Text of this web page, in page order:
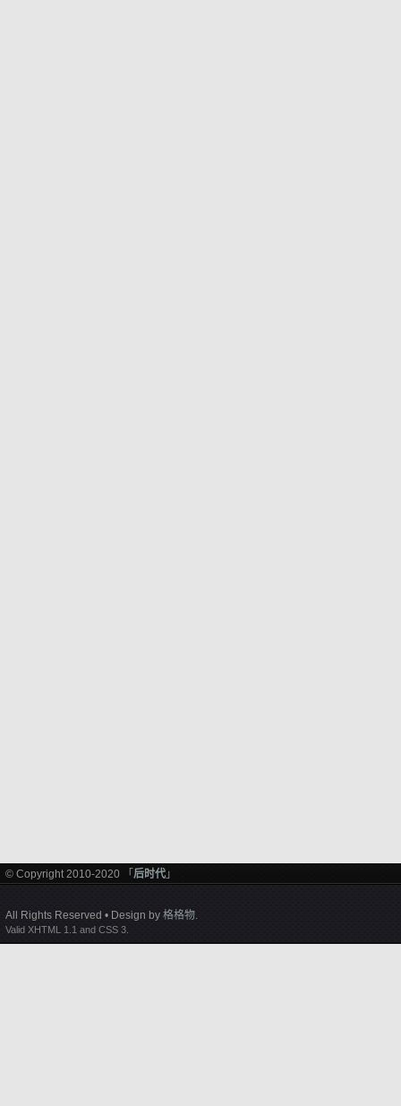
© Copyright 2010-2020 「 后时代 」
All Rights Reserved • Design by 格格物.
Valid XHTML 1.1 and CSS 3.